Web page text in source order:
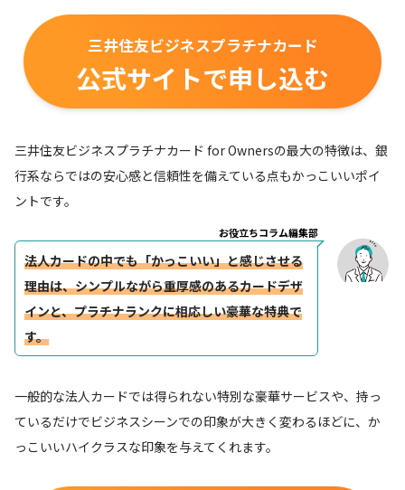
三井住友ビジネスプラチナカード
公式サイトで申し込む
三井住友ビジネスプラチナカード for Ownersの最大の特徴は、銀
行系ならではの安心感と信頼性を備えている点もかっこいいポイ
ントです。
お役立ちコラム編集部
法人カードの中でも「かっこいい」と感じさせる
理由は、シンプルながら重厚感のあるカードデザ
インと、プラチナランクに相応しい豪華な特典で
す。
一般的な法人カードでは得られない特別な豪華サービスや、持っ
ているだけでビジネスシーンでの印象が大きく変わるほどに、か
っこいいハイクラスな印象を与えてくれます。